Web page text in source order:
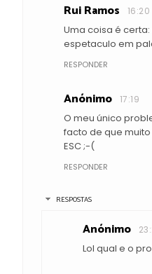
Rui Ramos 16:20
Uma coisa é
espetaculo em
RESPONDER
Anónimo 17:19
O meu único
facto de que
ESC ;-(
RESPONDER
RESPOSTAS
Anónimo
Lol qual e o